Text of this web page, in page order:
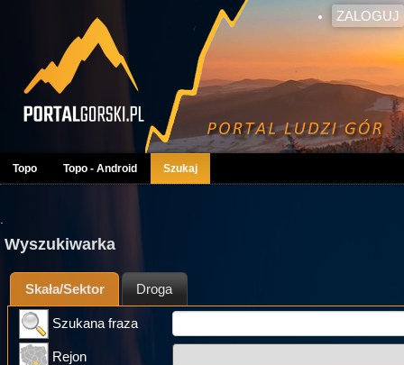
ZALOGUJ
Topo Topo - Android Szukaj
Wyszukiwarka
Skała/Sektor Droga
Szukana fraza
Rejon